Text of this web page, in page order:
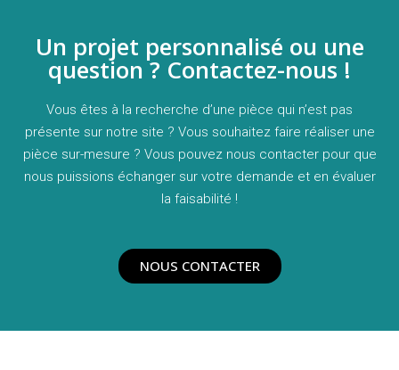
Un projet personnalisé ou une
question ? Contactez-nous !
Vous êtes à la recherche d’une pièce qui n’est pas
présente sur notre site ? Vous souhaitez faire réaliser une
pièce sur-mesure ? Vous pouvez nous contacter pour que
nous puissions échanger sur votre demande et en évaluer
la faisabilité !
NOUS CONTACTER